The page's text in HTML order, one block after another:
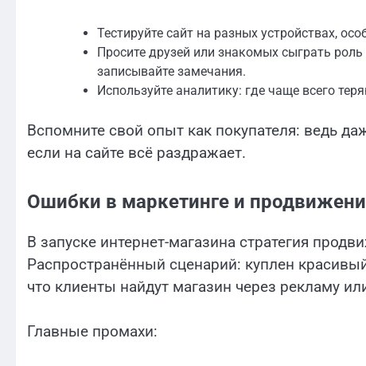
Тестируйте сайт на разных устройствах,
Просите друзей или знакомых сыграть
записывайте замечания.
Используйте аналитику: где чаще всего
Вспомните свой опыт как покупателя: ведь
если на сайте всё раздражает.
Ошибки в маркетинге и
В запуске интернет-магазина стратегия
Распространённый сценарий: куплен
что клиенты найдут магазин через рекламу
Главные промахи: